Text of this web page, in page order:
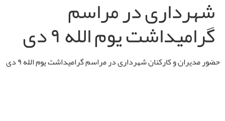
شهرداری در مراسم
گرامیداشت یوم الله ۹ دی
حضور مدیران و کارکنان شهرداری در مراسم گرامیداشت یوم الله ۹ دی